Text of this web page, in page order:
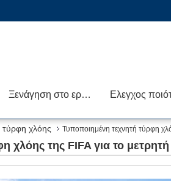
Ξενάγηση στο εργοστάσιο Ελεγχος
τύρφη χλόης Τυποποιημένη τεχνητή τύρφη
χλόης της FIFA για το